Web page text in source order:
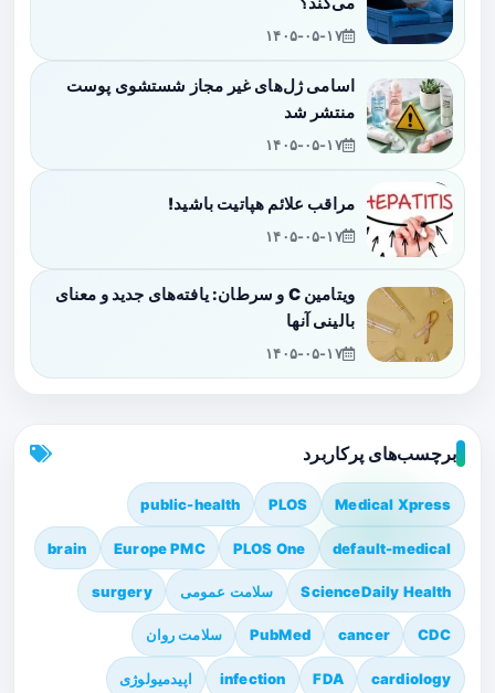
۱۴۰۵-۰۵-۱۷
اسامی ژل‌های غیر مجاز شستشوی پوست
منتشر شد
۱۴۰۵-۰۵-۱۷
مراقب علائم هپاتیت باشید!
۱۴۰۵-۰۵-۱۷
ویتامین C و سرطان: یافته‌های جدید و معنای
بالینی آنها
۱۴۰۵-۰۵-۱۷
برچسب‌های پرکاربرد
Medical Xpress
PLOS
public-health
default-medical
PLOS One
Europe PMC
brain
ScienceDaily Health سلامت عمومی surgery
CDC
cancer
PubMed سلامت روان
cardiology
FDA
infection اپیدمیولوژی